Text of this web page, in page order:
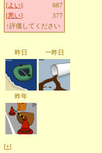
[よい]:
687
[悪い]:
377
↑評価してください
昨日 一昨日
昨年
[+]